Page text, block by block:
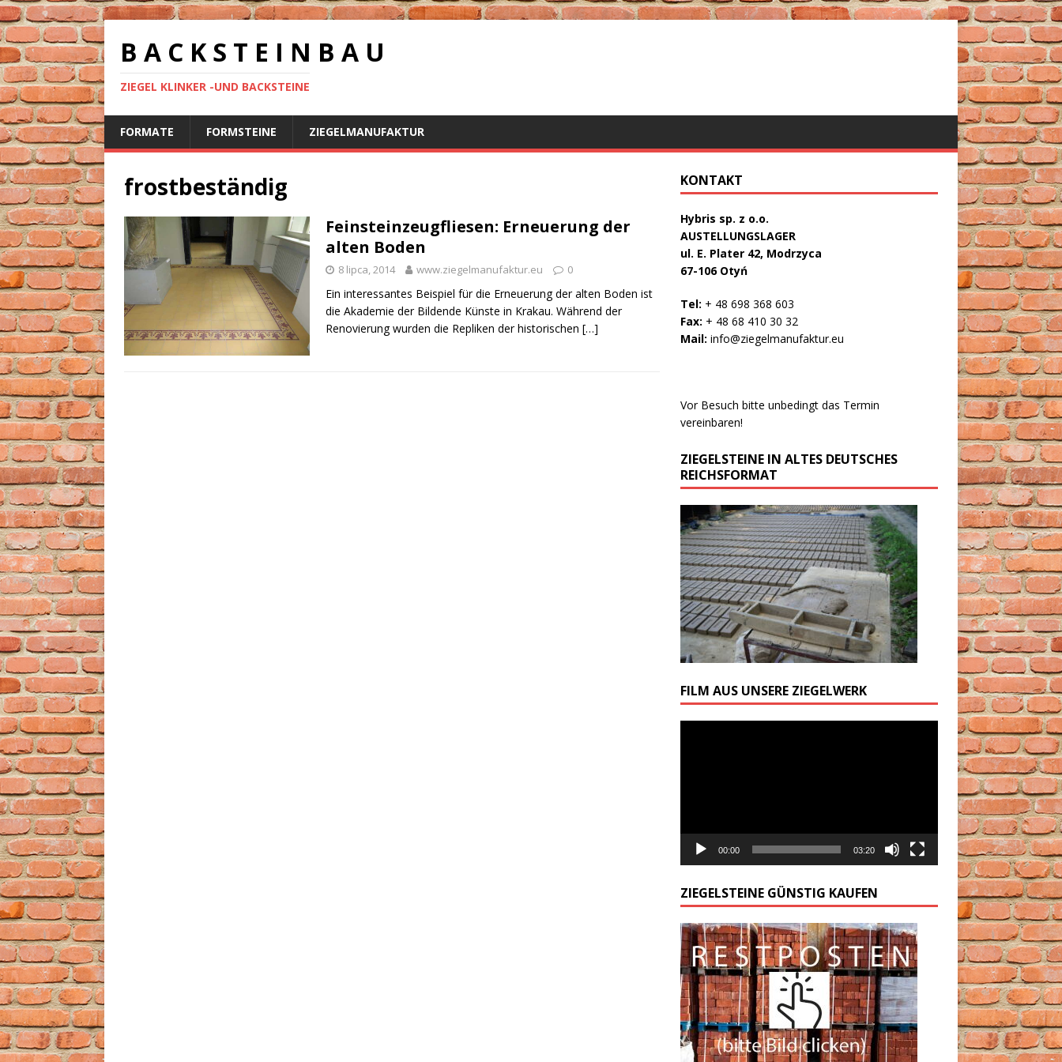
B A C K S T E I N B A U
ZIEGEL KLINKER -UND BACKSTEINE
FORMATE FORMSTEINE ZIEGELMANUFAKTUR
frostbeständig
Feinsteinzeugfliesen: Erneuerung der
alten Boden
8 lipca, 2014 www.ziegelmanufaktur.eu 0
Ein interessantes Beispiel für die Erneuerung der alten Boden ist
die Akademie der Bildende Künste in Krakau. Während der
Renovierung wurden die Repliken der historischen […]
KONTAKT
Hybris sp. z o.o.
AUSTELLUNGSLAGER
ul. E. Plater 42, Modrzyca
67-106 Otyń
Tel: + 48 698 368 603
Fax: + 48 68 410 30 32
Mail: info@ziegelmanufaktur.eu
Vor Besuch bitte unbedingt das Termin
vereinbaren!
ZIEGELSTEINE IN ALTES DEUTSCHES
REICHSFORMAT
FILM AUS UNSERE ZIEGELWERK
00:00 03:20
ZIEGELSTEINE GÜNSTIG KAUFEN